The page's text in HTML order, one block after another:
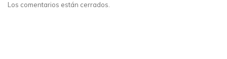
Los comentarios están cerrados.